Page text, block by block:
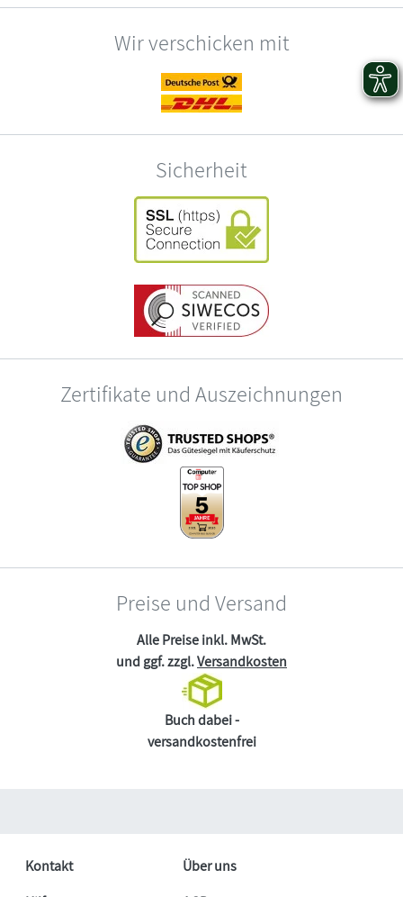
Wir verschicken mit
Sicherheit
Zertifikate und Auszeichnungen
Preise und Versand
Alle Preise inkl. MwSt.
und ggf. zzgl.Versandkosten
Buch dabei -
versandkostenfrei
Kontakt
Über uns